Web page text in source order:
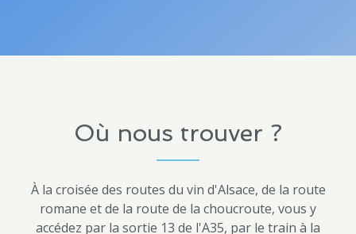
Où nous trouver ?
À la croisée des routes du vin d'Alsace, de la route
romane et de la route de la choucroute, vous y
accédez par la sortie 13 de l'A35, par le train à la